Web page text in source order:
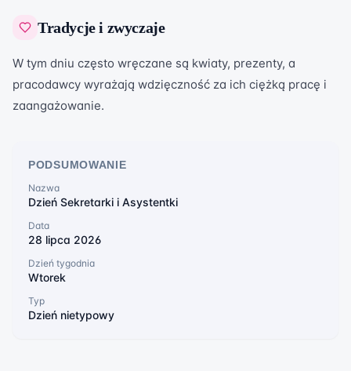
Tradycje i zwyczaje
W tym dniu często wręczane są kwiaty, prezenty, a
pracodawcy wyrażają wdzięczność za ich ciężką pracę i
zaangażowanie.
PODSUMOWANIE
Nazwa
Dzień Sekretarki i Asystentki
Data
28 lipca 2026
Dzień tygodnia
Wtorek
Typ
Dzień nietypowy